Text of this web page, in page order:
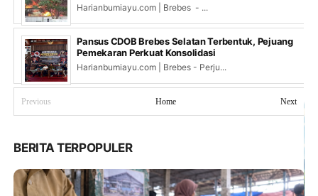
Harianbumiayu.com | Brebes - ...
Pansus CDOB Brebes Selatan Terbentuk, Pejuang
Pemekaran Perkuat Konsolidasi
Harianbumiayu.com | Brebes - Perju...
Previous Next
Home
BERITA TERPOPULER